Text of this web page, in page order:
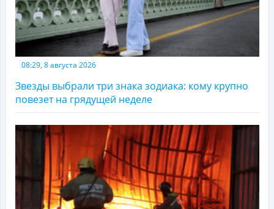
08:29, 8 августа 2026
Звезды выбрали три знака зодиака: кому крупно
повезет на грядущей неделе